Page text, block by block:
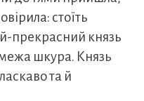
стоїть
прекрасний князь
шкура. Князь
та й